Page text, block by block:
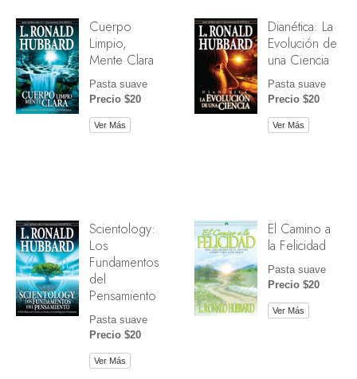
Cuerpo
Limpio,
Mente Clara
Pasta suave
Precio $20
Ver Más
Dianética: La
Evolución de
una Ciencia
Pasta suave
Precio $20
Ver Más
Scientology:
Los
Fundamentos
del
Pensamiento
Pasta suave
Precio $20
Ver Más
El Camino a
la Felicidad
Pasta suave
Precio $20
Ver Más